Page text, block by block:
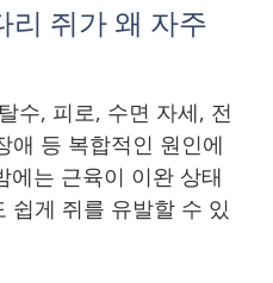
리 쥐가 왜 자주
수, 피로, 수면 자세, 전
애 등 복합적인 원인에
에는 근육이 이완 상태
쉽게 쥐를 유발할 수 있